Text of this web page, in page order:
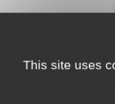
This site uses